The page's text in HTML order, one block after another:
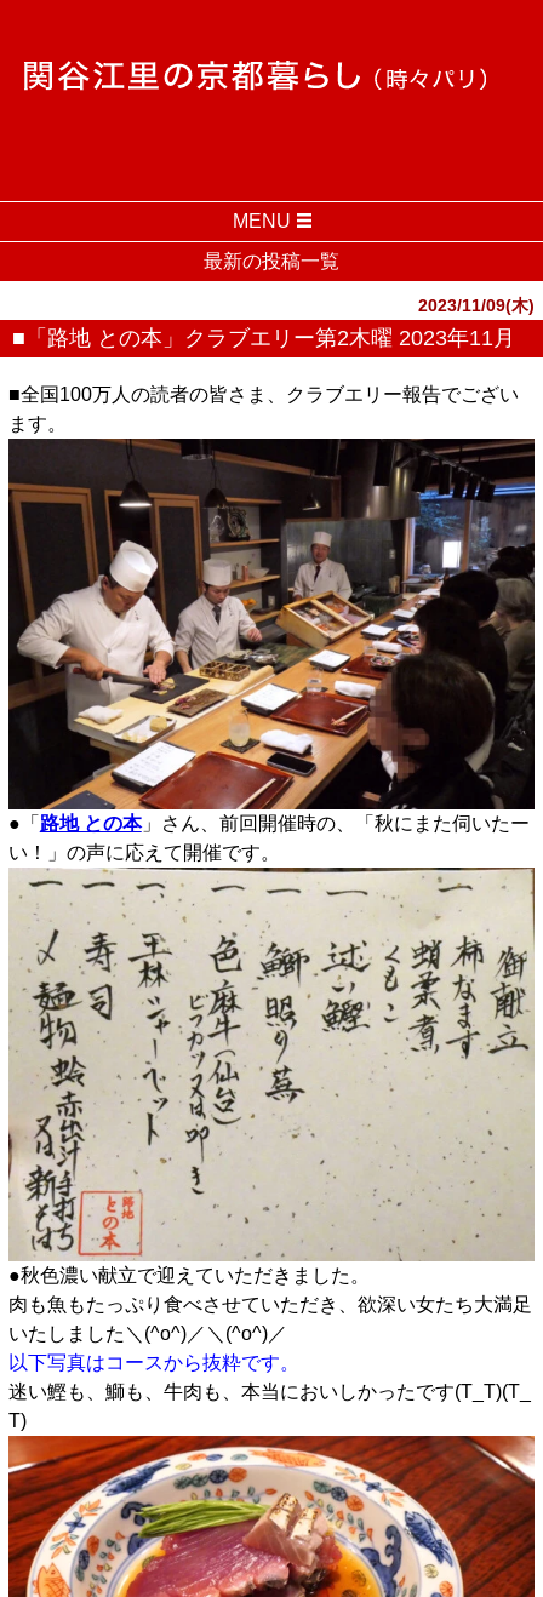
MENU
最新の投稿一覧
2023/11/09(木)
■「路地 との本」クラブエリー第2木曜 2023年11月
■全国100万人の読者の皆さま、クラブエリー報告でござい
ます。
●「 路地 との本」さん、前回開催時の、「秋にまた伺いたー
い！」の声に応えて開催です。
●秋色濃い献立で迎えていただきました。
肉も魚もたっぷり食べさせていただき、欲深い女たち大満足
いたしました＼(^o^)／＼(^o^)／
以下写真はコースから抜粋です。
迷い鰹も、鰤も、牛肉も、本当においしかったです(T_T)(T_
T)